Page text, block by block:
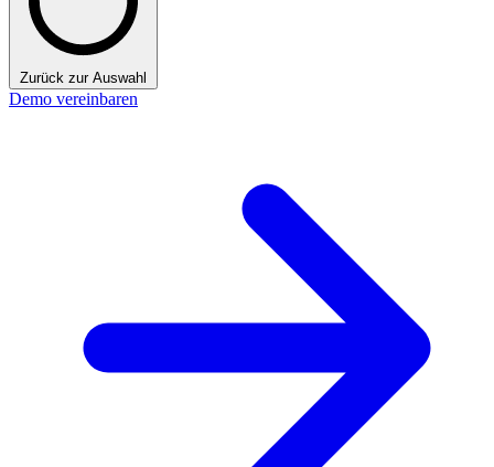
Zurück zur Auswahl
Demo vereinbaren